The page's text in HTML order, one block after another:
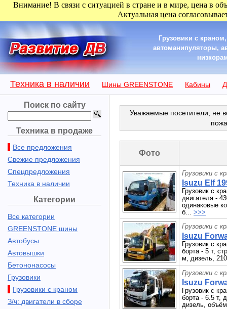
Внимание! В связи с ситуацией в стране и в мире, цена в
Актуальная цена
Грузовики с
автоманипуляторы,
Техника в наличии Шины GREENSTONE Кабины
Поиск по сайту
Техника в продаже
Все предложения
Свежие предложения
Спецпредложения
Техника в наличии
Категории
Все категории
GREENSTONE шины
Автобусы
Автовышки
Бетононасосы
Грузовики
Грузовики с краном
З/ч: двигатели в сборе
Уважаемые посетители, не
Фото
Грузовики с
Isuzu Elf
Грузовик с
двигателя -
одинаковые
б... >>>
Грузовики с
Isuzu
Грузовик с
борта - 5 т,
м, дизель,
Грузовики с
Isuzu
Грузовик с
борта - 6.5 т,
дизель,